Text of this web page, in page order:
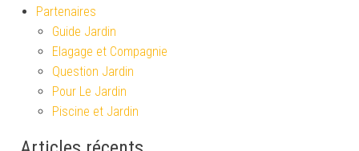
Partenaires
Guide Jardin
Elagage et Compagnie
Question Jardin
Pour Le Jardin
Piscine et Jardin